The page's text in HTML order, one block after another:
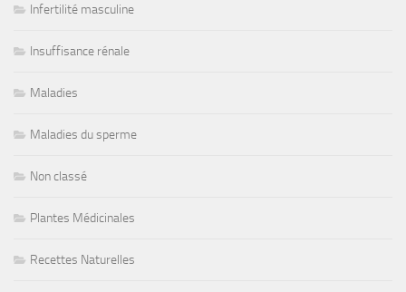
Infertilité masculine
Insuffisance rénale
Maladies
Maladies du sperme
Non classé
Plantes Médicinales
Recettes Naturelles